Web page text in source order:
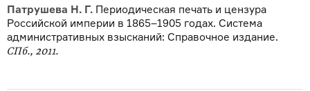
Патрушева Н. Г. Периодическая печать и цензура
Российской империи в 1865–1905 годах. Система
административных взысканий: Справочное издание.
СПб., 2011.